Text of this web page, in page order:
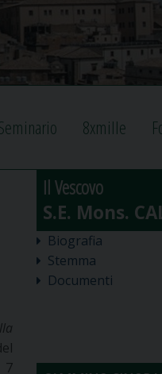
8xmille
7
Il Vescovo
Biografia
Stemma
Documenti